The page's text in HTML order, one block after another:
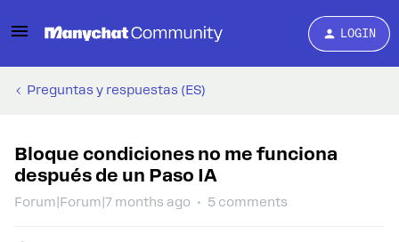
LOGIN
Preguntas y respuestas (ES)
Bloque condiciones no me funciona
después de un Paso IA
Forum|Forum|7 months ago 5 comments